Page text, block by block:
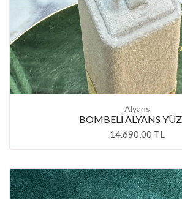
Alyans
BOMBELİ ALYANS
14.690,00 TL